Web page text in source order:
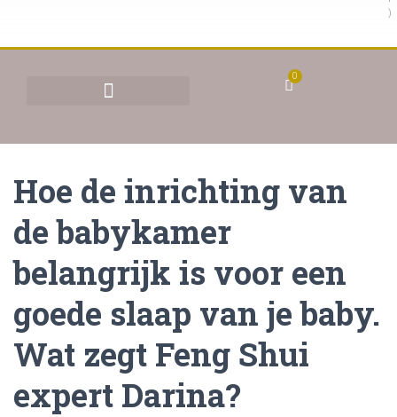
)
0
Hoe de inrichting van
de babykamer
belangrijk is voor een
goede slaap van je baby.
Wat zegt Feng Shui
expert Darina?